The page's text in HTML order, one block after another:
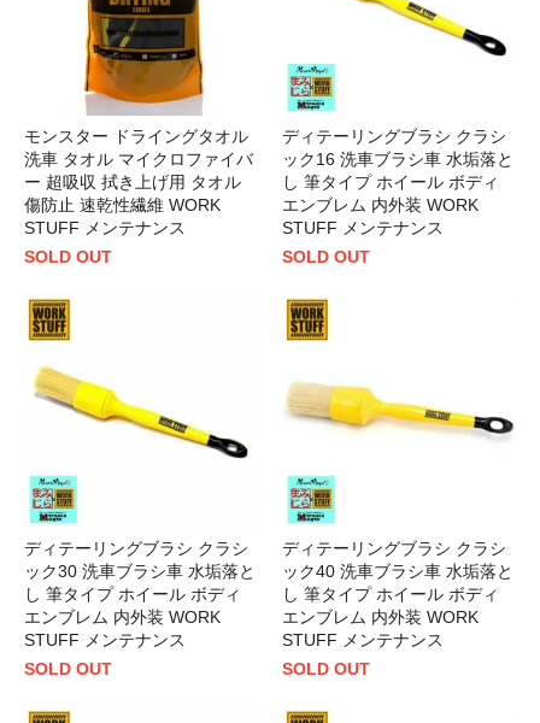
モンスター ドライングタオル
洗車 タオル マイクロファイバ
ー 超吸収 拭き上げ用 タオル
傷防止 速乾性繊維 WORK
STUFF メンテナンス
SOLD OUT
ディテーリングブラシ クラシ
ック16 洗車ブラシ車 水垢落と
し 筆タイプ ホイール ボディ
エンブレム 内外装 WORK
STUFF メンテナンス
SOLD OUT
ディテーリングブラシ クラシ
ック30 洗車ブラシ車 水垢落と
し 筆タイプ ホイール ボディ
エンブレム 内外装 WORK
STUFF メンテナンス
SOLD OUT
ディテーリングブラシ クラシ
ック40 洗車ブラシ車 水垢落と
し 筆タイプ ホイール ボディ
エンブレム 内外装 WORK
STUFF メンテナンス
SOLD OUT